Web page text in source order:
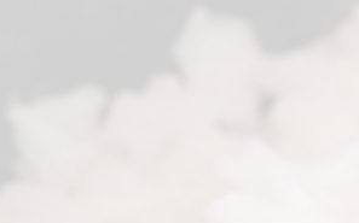
難波・な
食堂」の